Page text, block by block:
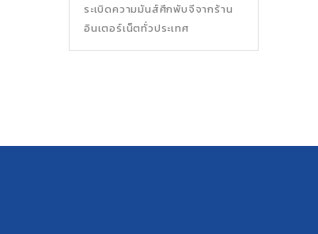
ระเบิดความมันส์ศึกพับจีจากร้าน
อินเตอร์เน็ตทั่วประเทศ